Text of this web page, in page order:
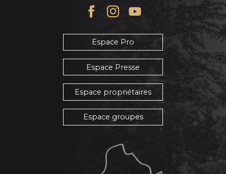
Espace Pro
Espace Presse
Espace propriétaires
Espace groupes